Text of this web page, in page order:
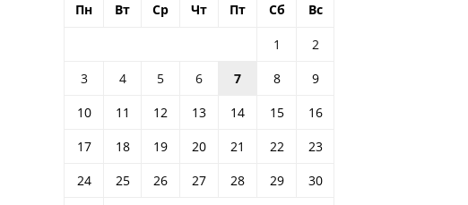
Пн Вт Ср Чт Пт Сб Вс
1
2
3
4 5 6 7 8
9
10
11 12 13 14 15
16
17
18 19 20 21 22
23
24
25 26 27 28 29
30